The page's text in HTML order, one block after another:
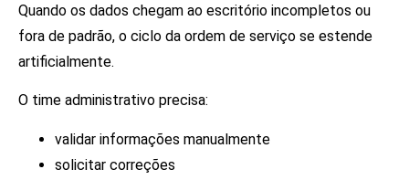
Quando os dados chegam ao escritório incompletos ou
fora de padrão, o ciclo da ordem de serviço se estende
artificialmente.
O time administrativo precisa:
validar informações manualmente
solicitar correções